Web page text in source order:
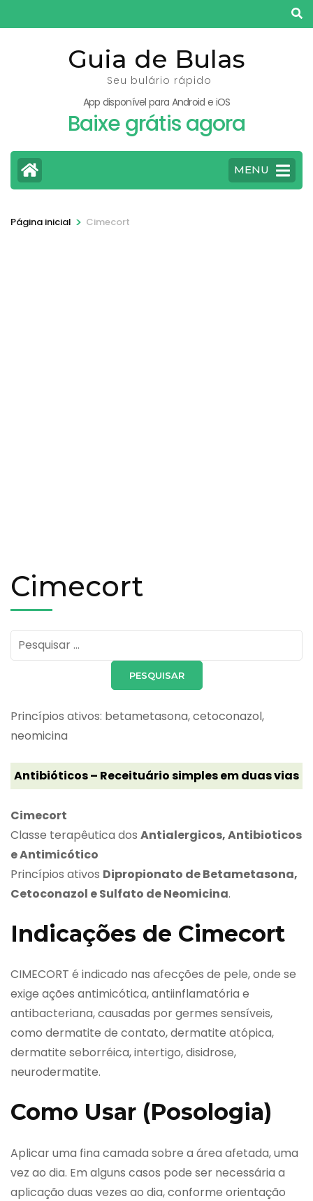
para
Guia de Bulas
Seu bulário rápido
App disponível para Android e iOS
Baixe grátis agora
MENU
Página inicial > Cimecort
Cimecort
Pesquisar
por:
Princípios ativos: betametasona, cetoconazol,
neomicina
Antibióticos – Receituário simples em duas vias
Cimecort
Classe terapêutica dos Antialergicos, Antibioticos
e Antimicótico
Princípios ativos Dipropionato de Betametasona,
Cetoconazol e Sulfato de Neomicina.
Indicações de Cimecort
CIMECORT é indicado nas afecções de pele, onde se
exige ações antimicótica, antiinflamatória e
antibacteriana, causadas por germes sensíveis,
como dermatite de contato, dermatite atópica,
dermatite seborréica, intertigo, disidrose,
neurodermatite.
Como Usar (Posologia)
Aplicar uma fina camada sobre a área afetada, uma
vez ao dia. Em alguns casos pode ser necessária a
aplicação duas vezes ao dia, conforme orientação